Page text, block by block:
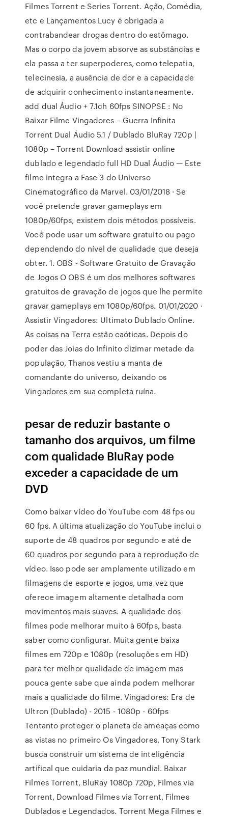
Filmes Torrent e Series Torrent. Ação, Comédia,
etc e Lançamentos Lucy é obrigada a
contrabandear drogas dentro do estômago.
Mas o corpo da jovem absorve as substâncias e
ela passa a ter superpoderes, como telepatia,
telecinesia, a ausência de dor e a capacidade
de adquirir conhecimento instantaneamente.
add dual Áudio + 7.1ch 60fps SINOPSE : No
Baixar Filme Vingadores – Guerra Infinita
Torrent Dual Áudio 5.1 / Dublado BluRay 720p |
1080p – Torrent Download assistir online
dublado e legendado full HD Dual Áudio — Este
filme integra a Fase 3 do Universo
Cinematográfico da Marvel. 03/01/2018 · Se
você pretende gravar gameplays em
1080p/60fps, existem dois métodos possíveis.
Você pode usar um software gratuito ou pago
dependendo do nível de qualidade que deseja
obter. 1. OBS - Software Gratuito de Gravação
de Jogos O OBS é um dos melhores softwares
gratuitos de gravação de jogos que lhe permite
gravar gameplays em 1080p/60fps. 01/01/2020 ·
Assistir Vingadores: Ultimato Dublado Online.
As coisas na Terra estão caóticas. Depois do
poder das Joias do Infinito dizimar metade da
população, Thanos vestiu a manta de
comandante do universo, deixando os
Vingadores em sua completa ruína.
pesar de reduzir bastante o
tamanho dos arquivos, um filme
com qualidade BluRay pode
exceder a capacidade de um
DVD
Como baixar vídeo do YouTube com 48 fps ou
60 fps. A última atualização do YouTube inclui o
suporte de 48 quadros por segundo e até de
60 quadros por segundo para a reprodução de
vídeo. Isso pode ser amplamente utilizado em
filmagens de esporte e jogos, uma vez que
oferece imagem altamente detalhada com
movimentos mais suaves. A qualidade dos
filmes pode melhorar muito à 60fps, basta
saber como configurar. Muita gente baixa
filmes em 720p e 1080p (resoluções em HD)
para ter melhor qualidade de imagem mas
pouca gente sabe que ainda podem melhorar
mais a qualidade do filme. Vingadores: Era de
Ultron (Dublado) - 2015 - 1080p - 60fps
Tentanto proteger o planeta de ameaças como
as vistas no primeiro Os Vingadores, Tony Stark
busca construir um sistema de inteligência
artifical que cuidaria da paz mundial. Baixar
Filmes Torrent, BluRay 1080p 720p, Filmes via
Torrent, Download Filmes via Torrent, Filmes
Dublados e Legendados. Torrent Mega Filmes e